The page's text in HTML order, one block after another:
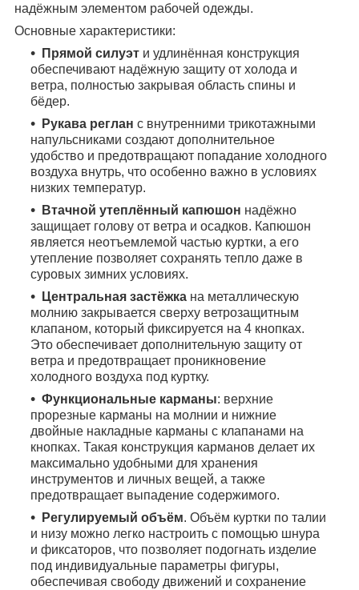
надёжным элементом рабочей одежды.
Основные характеристики:
Прямой силуэт и удлинённая конструкция
обеспечивают надёжную защиту от холода и
ветра, полностью закрывая область спины и
бёдер.
Рукава реглан с внутренними трикотажными
напульсниками создают дополнительное
удобство и предотвращают попадание холодного
воздуха внутрь, что особенно важно в условиях
низких температур.
Втачной утеплённый капюшон надёжно
защищает голову от ветра и осадков. Капюшон
является неотъемлемой частью куртки, а его
утепление позволяет сохранять тепло даже в
суровых зимних условиях.
Центральная застёжка на металлическую
молнию закрывается сверху ветрозащитным
клапаном, который фиксируется на 4 кнопках.
Это обеспечивает дополнительную защиту от
ветра и предотвращает проникновение
холодного воздуха под куртку.
Функциональные карманы: верхние
прорезные карманы на молнии и нижние
двойные накладные карманы с клапанами на
кнопках. Такая конструкция карманов делает их
максимально удобными для хранения
инструментов и личных вещей, а также
предотвращает выпадение содержимого.
Регулируемый объём. Объём куртки по талии
и низу можно легко настроить с помощью шнура
и фиксаторов, что позволяет подогнать изделие
под индивидуальные параметры фигуры,
обеспечивая свободу движений и сохранение